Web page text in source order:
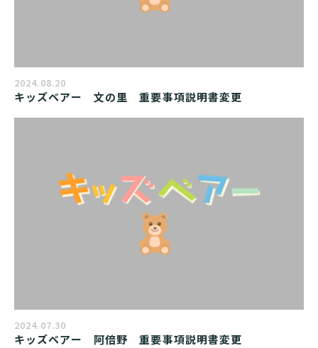
2024.08.20
キッズベアー　文の里　重要事項説明書変更
2024.07.30
キッズベアー　阿倍野　重要事項説明書変更